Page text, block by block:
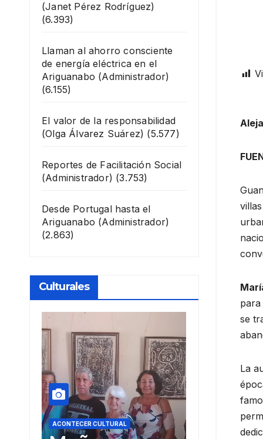
(Janet Pérez Rodríguez)
(6.393)
Llaman al ahorro consciente
de energía eléctrica en el
Ariguanabo (Administrador)
(6.155)
El valor de la responsabilidad
(Olga Álvarez Suárez) (5.577)
Reportes de Facilitación Social
(Administrador) (3.753)
Desde Portugal hasta el
Ariguanabo (Administrador)
(2.863)
Culturales
ACONTECER CULTURAL ACONTECER
se
La